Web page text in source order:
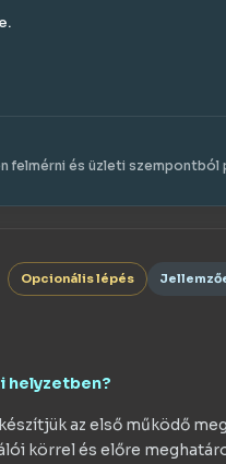
felmérni és üzleti szempontból
Opcionális lépés
helyzetben?
az első működő
körrel és előre